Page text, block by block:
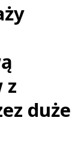
z
duże